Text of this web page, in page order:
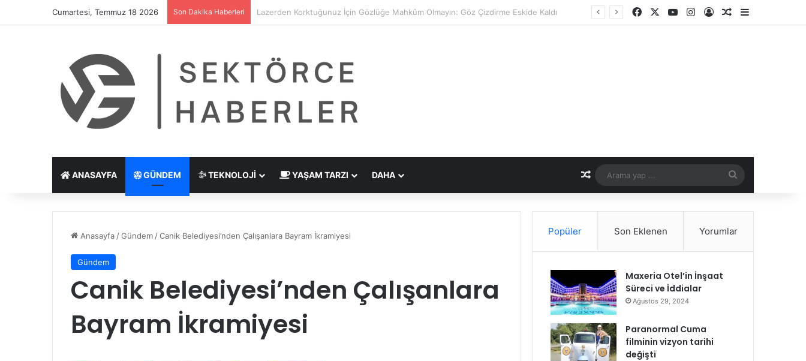
Cumartesi, Temmuz 18 2026 Son Dakika Haberleri Göz Çizdirme Eskide Kaldı: Görme Kusurlarının Tedavisinde Yeni Nesil Lazer Dönemi Facebook YouTubeInstagramKayıt OlRastgele Makale
ANASAYFA GÜNDEM TEKNOLOJI YAŞAM TARZI DAHA Rastgele Makale
yap
Anasayfa /Gündem /Canik Belediyesi’nden Çalışanlara Bayram İkramiyesi
Gündem
Canik Belediyesi’nden Çalışanlara
Bayram İkramiyesi
Popüler Son Eklenen Yorumlar
Maxeria Otel’in İnşaat
Süreci ve İddialar
Ağustos 29, 2024
Paranormal Cuma
filminin vizyon tarihi
değişti